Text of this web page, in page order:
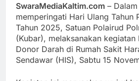
SwaraMediaKaltim.com –
memperingati Hari Ulang Tahun
Tahun 2025, Satuan Polairud
(Kubar), melaksanakan kegiatan
Donor Darah di Rumah Sakit
Sendawar (HIS), Sabtu 15